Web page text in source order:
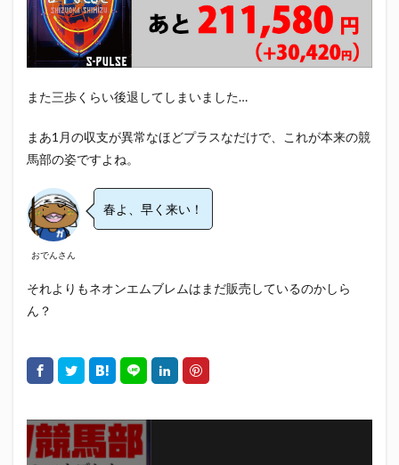
また三歩くらい後退してしまいました…
まあ1月の収支が異常なほどプラスなだけで、これが本来の競
馬部の姿ですよね。
おでんさん
春よ、早く来い！
それよりもネオンエムブレムはまだ販売しているのかしら
ん？